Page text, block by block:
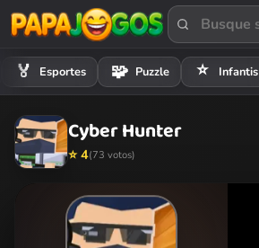
🏅 Esportes 🧩 Puzzle ⭐ Infantis
Cyber Hunter
⭐ 4(73 votos)